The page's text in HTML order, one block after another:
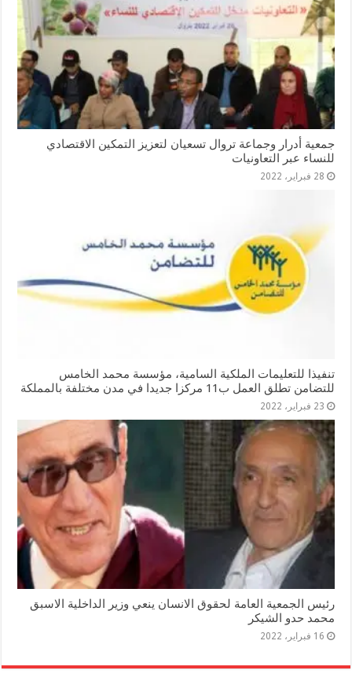
جمعية أدرار وجماعة تروال تسعيان لتعزيز التمكين الاقتصادي
للنساء عبر التعاونيات
28 فبراير، 2022
تنفيذا للتعليمات الملكية السامية، مؤسسة محمد الخامس
للتضامن تطلق العمل ب11 مركزا جديدا في مدن مختلفة بالمملكة
23 فبراير، 2022
رئيس الجمعية العامة لحقوق الانسان ينعي وزير الداخلية الاسبق
محمد حدو الشيكر
16 فبراير، 2022